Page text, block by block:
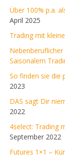
Über 100% p.a.
April 2025
Trading mit
Saisonalem
So finden sie die
2023
DAS sagt Dir
2022
4select: Trading
September 2022
Futures 1×1 –